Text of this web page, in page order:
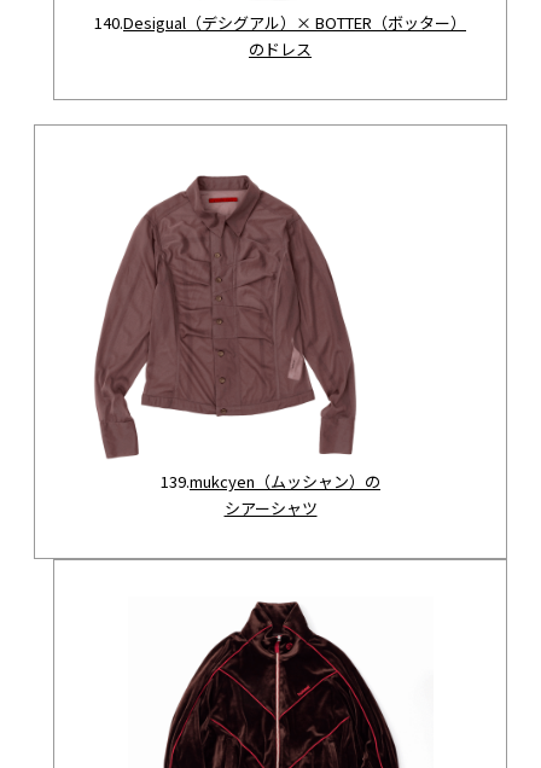
140.Desigual（デシグアル）× BOTTER（ボッター）
のドレス
139.mukcyen（ムッシャン）の
シアーシャツ